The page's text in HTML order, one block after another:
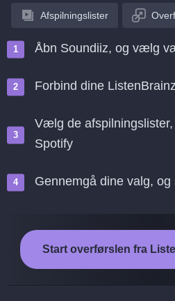
Afspilningslister
Åbn Soundiiz, og vælg
Forbind dine
Vælg de afspilningslister,
Spotify
Gennemgå dine valg,
Start overførslen fra